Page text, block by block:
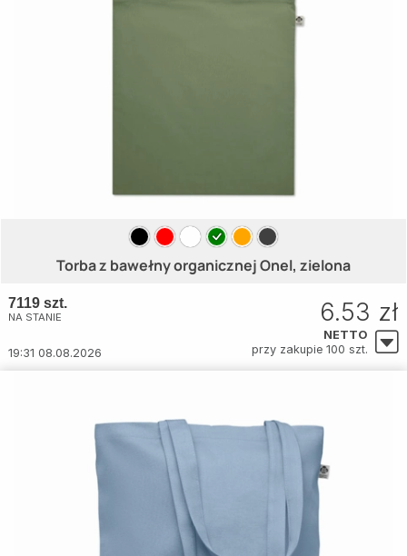
Torba z bawełny organicznej Onel, zielona
7119 szt.
NA STANIE
19:31 08.08.2026
6.53 zł
NETTO
przy zakupie 100 szt.